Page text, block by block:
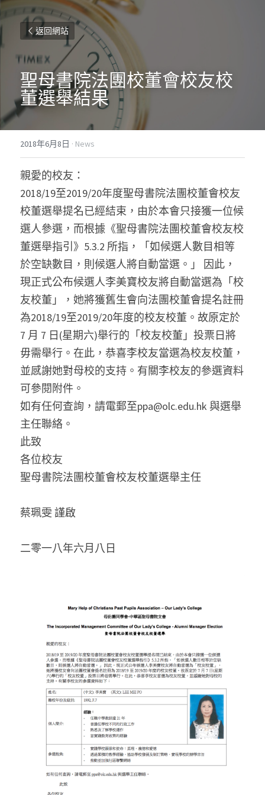
返回網站
聖母書院法團校董會校友校
董選舉結果
2018年6月8日 · News
親愛的校友：
2018/19至2019/20年度聖母書院法團校董會校友
校董選舉提名已經結束，由於本會只接獲一位候
選人參選，而根據《聖母書院法團校董會校友校
董選舉指引》5.3.2 所指，「如候選人數目相等
於空缺數目，則候選人將自動當選。」 因此，
現正式公布候選人李美寶校友將自動當選為「校
友校董」，她將獲舊生會向法團校董會提名註冊
為2018/19至2019/20年度的校友校董。故原定於
7 月 7 日(星期六)舉行的「校友校董」投票日將
毋需舉行。在此，恭喜李校友當選為校友校董，
並感謝她對母校的支持。有關李校友的參選資料
可參閱附件。
如有任何查詢，請電郵至ppa@olc.edu.hk 與選舉
主任聯絡。
此致
各位校友
聖母書院法團校董會校友校董選舉主任
蔡珮雯 謹啟
二零一八年六月八日